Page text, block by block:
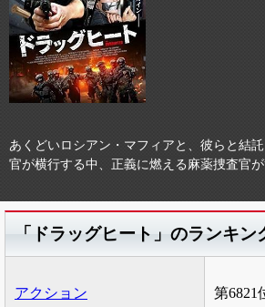
あくどいロシアン・マフィアと、彼らと結
官が横行する中、正義に燃える麻薬捜査官が
「ドラッグヒート」のランキン
アクション 第6821